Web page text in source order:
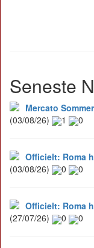
Seneste
Mercato
(03/08/26)
1 0
Officielt: Roma
(03/08/26)
0 0
Officielt: Roma
(27/07/26)
0 0